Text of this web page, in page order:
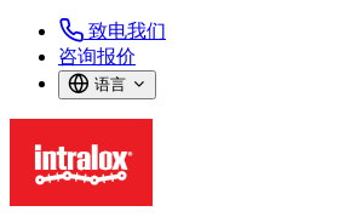
致电我们
咨询报价
语言